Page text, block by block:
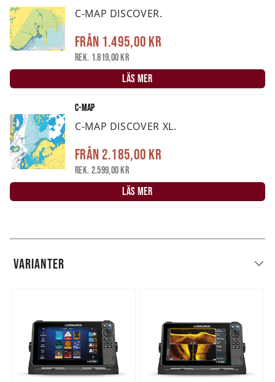
C-MAP DISCOVER.
Från 1.495,00 kr
Rek. 1.819,00 kr
LÄS MER
C-MAP
C-MAP DISCOVER XL.
Från 2.185,00 kr
Rek. 2.599,00 kr
LÄS MER
VARIANTER